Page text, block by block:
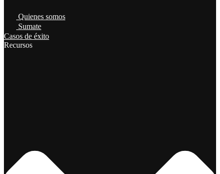
Quienes somos
Sumate
Casos de éxito
Recursos